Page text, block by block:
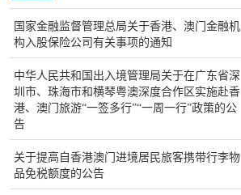
国家金融监督管理总局关于香港、澳门金融机
构入股保险公司有关事项的通知
中华人民共和国出入境管理局关于在广东省深
圳市、珠海市和横琴粤澳深度合作区实施赴香
港、澳门旅游“一签多行”“一周一行”政策的公
告
关于提高自香港澳门进境居民旅客携带行李物
品免税额度的公告